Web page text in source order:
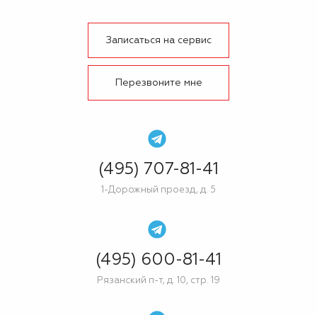
Записаться на сервис
Перезвоните мне
(495) 707-81-41
1-Дорожный проезд, д. 5
(495) 600-81-41
Рязанский п-т, д. 10, стр. 19